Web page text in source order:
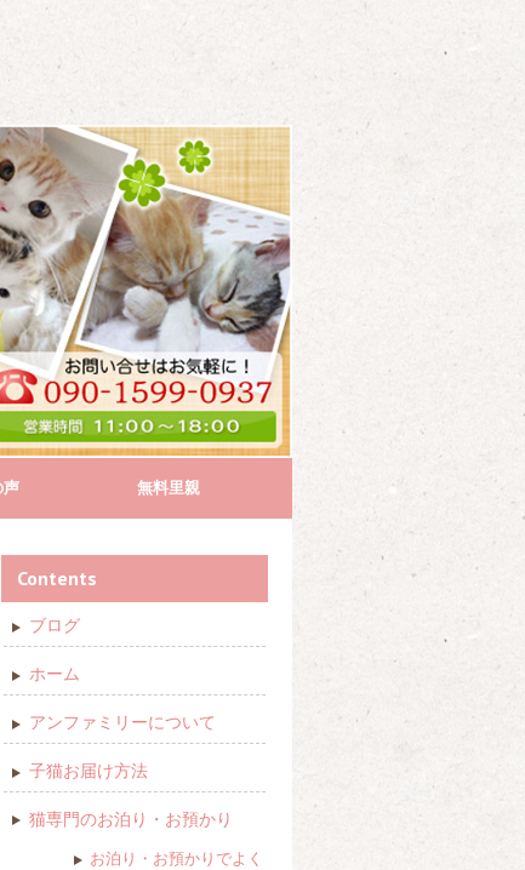
声 無料里親
Contents
ブログ
ホーム
アンファミリーについて
子猫お届け方法
猫専門のお泊り・お預かり
お泊り・お預かりでよく